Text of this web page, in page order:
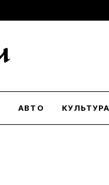
АВТО КУЛЬТУРА